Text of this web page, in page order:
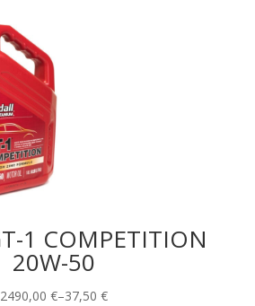
1 COMPETITION
20W-50
37,50 €
–
2490,00 €Hintaluokka: